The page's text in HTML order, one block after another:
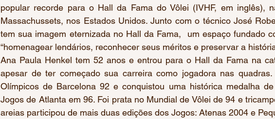
popular recorde para o Hall da Fama do Vôlei (IVHF, em inglês),
Massachussets, nos Estados Unidos. Junto com o técnico José
tem sua imagem eternizada no Hall da Fama,  um espaço fundado
“homenagear lendários, reconhecer seus méritos e preservar a
Ana Paula Henkel tem 52 anos e entrou para o Hall da Fama na
apesar de ter começado sua carreira como jogadora nas
Olímpicos de Barcelona 92 e conquistou uma histórica medalha
Jogos de Atlanta em 96. Foi prata no Mundial de Vôlei de 94 e
areias participou de mais duas edições dos Jogos: Atenas 2004 e